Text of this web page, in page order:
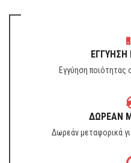
ΕΓΓΥΗΣΗ
Εγγύηση ποιότητας
ΔΩΡΕΑΝ
Δωρεάν μεταφορικά